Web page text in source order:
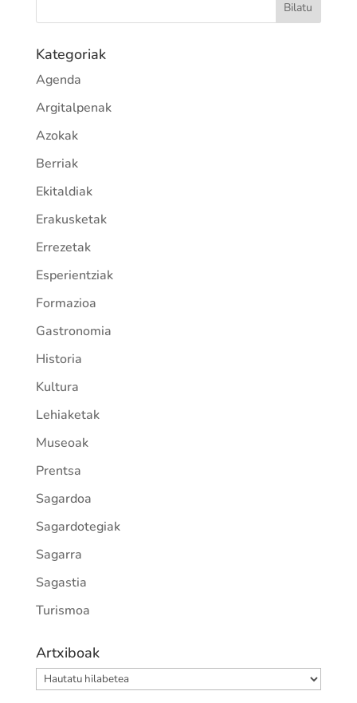
Kategoriak
Agenda
Argitalpenak
Azokak
Berriak
Ekitaldiak
Erakusketak
Errezetak
Esperientziak
Formazioa
Gastronomia
Historia
Kultura
Lehiaketak
Museoak
Prentsa
Sagardoa
Sagardotegiak
Sagarra
Sagastia
Turismoa
Artxiboak
Artxiboak